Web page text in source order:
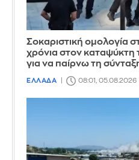
Σοκαριστική ομολογία
χρόνια στον καταψύκτη
για να παίρνω τη
ΕΛΛΑΔΑ 08:01, 05.08.2026